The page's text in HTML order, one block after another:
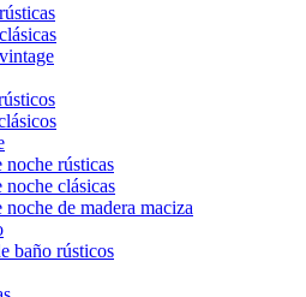
noche rústicas
noche clásicas
noche de madera maciza
baño rústicos